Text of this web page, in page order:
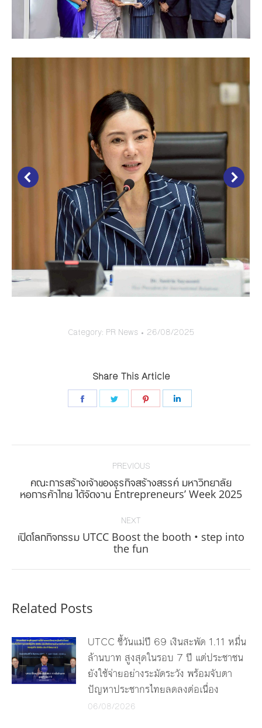
Category: PR News 26/08/2025
Share This Article
Share
Share
Share
PREVIOUS
Previous
post:
คณะการสร้างเจ้าของธุรกิจสร้างสรรค์ มหาวิทยาลัย
หอการค้าไทย ได้จัดงาน Entrepreneurs’ Week 2025
NEXT
Next
post:
เปิดโลกกิจกรรม UTCC Boost the booth • step into
the fun
Related Posts
UTCC ชี้วันแม่ปี 69 เงินสะพัด 1.11 หมื่น
ล้านบาท สูงสุดในรอบ 7 ปี แต่ประชาชน
ยังใช้จ่ายอย่างระมัดระวัง พร้อมจับตา
ปัญหาประชากรไทยลดลงต่อเนื่อง
06/08/2026